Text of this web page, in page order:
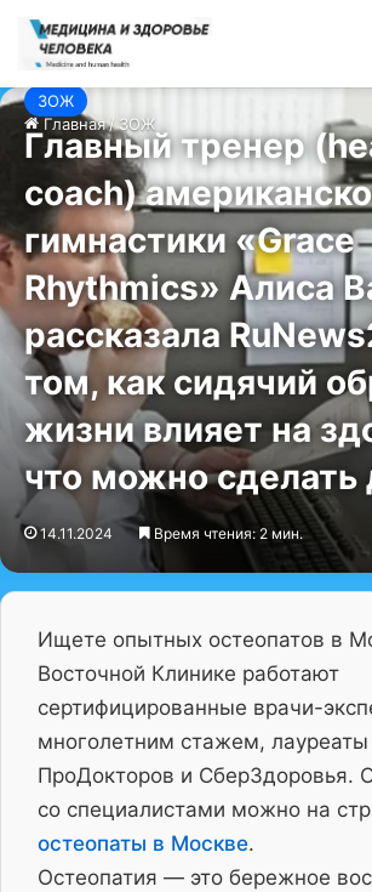
Главная/ЗОЖ
ЗОЖ
Главный тренер
coach)
гимнастики «Grace
Rhythmics» Алиса
рассказала
том, как сидячий
жизни влияет на
что можно сделать
14.11.2024 Время чтения: 2 мин.
Ищете опытных остеопатов в
Восточной Клинике работают
сертифицированные врачи-
многолетним стажем,
ПроДокторов и СберЗдоровья.
со специалистами можно на
остеопаты в Москве.
Остеопатия — это бережное